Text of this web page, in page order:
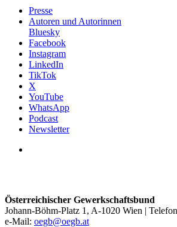
Presse
Autoren und Autorinnen
Bluesky
Facebook
Instagram
LinkedIn
TikTok
X
YouTube
WhatsApp
Podcast
Newsletter
Österreichischer Gewerkschaftsbund
Johann-Böhm-Platz 1, A-1020 Wien |
e-Mail: oegb@oegb.at